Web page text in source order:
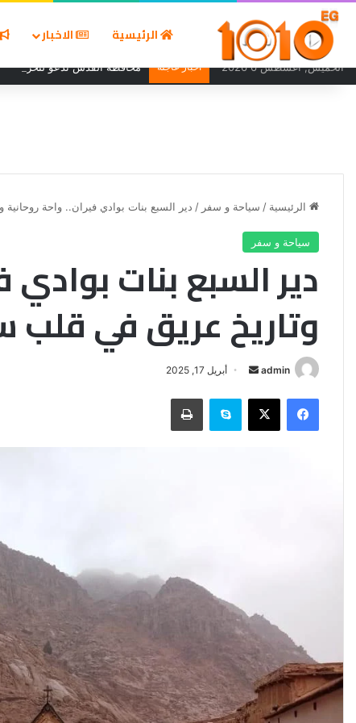
الرئيسية الاخبار
الخميس, أغسطس 6 2026 أخبار عاجلة محافظة القدس تدعو لتحرك
الرئيسية / سياحة و سفر / دير السبع بنات بوادي فيران.. واحة
سياحة و سفر
دير السبع بنات بوادي
وتاريخ عريق في قلب
admin
أرسل
إلكترونيا
أبريل 17, 2025
فيسبوك ‫X سكايب طباعة